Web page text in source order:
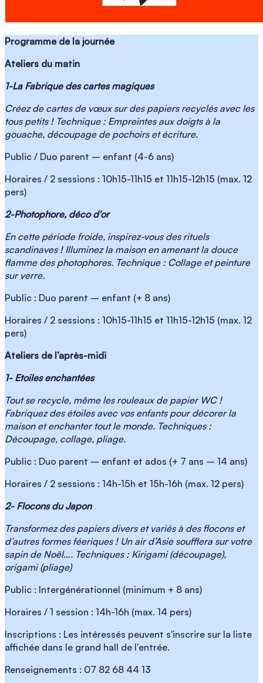
Programme de la journée
Ateliers du matin
1-La Fabrique des cartes magiques
Créez de cartes de vœux sur des papiers recyclés avec les
tous petits ! Technique : Empreintes aux doigts à la
gouache, découpage de pochoirs et écriture.
Public / Duo parent – enfant (4-6 ans)
Horaires / 2 sessions : 10h15-11h15 et 11h15-12h15 (max. 12
pers)
2-Photophore, déco d'or
En cette période froide, inspirez-vous des rituels
scandinaves ! Illuminez la maison en amenant la douce
flamme des photophores. Technique : Collage et peinture
sur verre.
Public : Duo parent – enfant (+ 8 ans)
Horaires / 2 sessions : 10h15-11h15 et 11h15-12h15 (max. 12
pers)
Ateliers de l’après-midi
1- Etoiles enchantées
Tout se recycle, même les rouleaux de papier WC !
Fabriquez des étoiles avec vos enfants pour décorer la
maison et enchanter tout le monde. Techniques :
Découpage, collage, pliage.
Public : Duo parent – enfant et ados (+ 7 ans – 14 ans)
Horaires / 2 sessions : 14h-15h et 15h-16h (max. 12 pers)
2- Flocons du Japon
Transformez des papiers divers et variés à des flocons et
d’autres formes féeriques ! Un air d’Asie soufflera sur votre
sapin de Noël…. Techniques : Kirigami (découpage),
origami (pliage)
Public : Intergénérationnel (minimum + 8 ans)
Horaires / 1 session : 14h-16h (max. 14 pers)
Inscriptions : Les intéressés peuvent s'inscrire sur la liste
affichée dans le grand hall de l'entrée.
Renseignements : 07 82 68 44 13